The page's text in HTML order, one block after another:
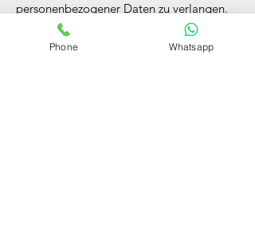
personenbezogener Daten zu verlangen.
Ferner steht der betroffenen Person das
Recht zu, unter Berücksichtigung der
Phone Whatsapp